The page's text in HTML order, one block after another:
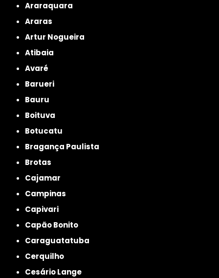
Araraquara
Araras
Artur Nogueira
Atibaia
Avaré
Barueri
Bauru
Boituva
Botucatu
Bragança Paulista
Brotas
Cajamar
Campinas
Capivari
Capão Bonito
Caraguatatuba
Cerquilho
Cesário Lange